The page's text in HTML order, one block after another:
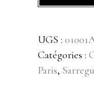
UGS :
Catégories :
Paris,